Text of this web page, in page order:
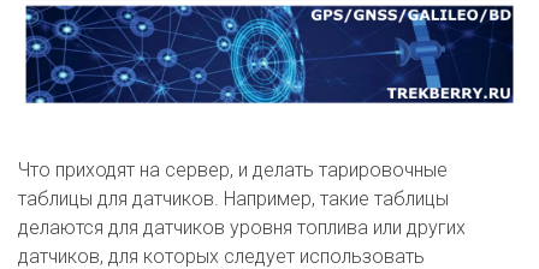
Что приходят на сервер, и делать тарировочные
таблицы для датчиков. Например, такие таблицы
делаются для датчиков уровня топлива или других
датчиков, для которых следует использовать